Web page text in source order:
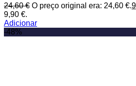
24,60€ O preço original era: 24,60 €.
9,90 €.
Adicionar
-48%